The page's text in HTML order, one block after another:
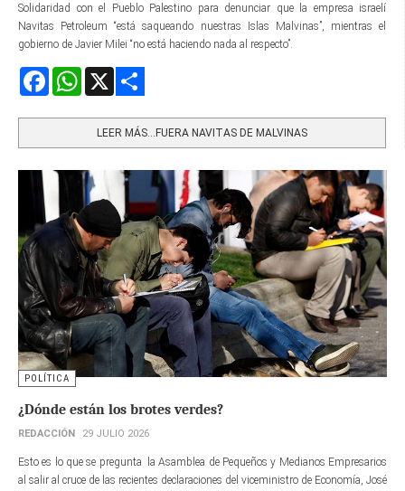
Solidaridad con el Pueblo Palestino para denunciar que la empresa israelí
Navitas Petroleum “está saqueando nuestras Islas Malvinas”, mientras el
gobierno de Javier Milei “no está haciendo nada al respecto”.
FacebookWhatsApp
LEER MÁS…FUERA NAVITAS DE MALVINAS
POLÍTICA
¿Dónde están los brotes verdes?
REDACCIÓN 29 JULIO 2026
Esto es lo que se pregunta la Asamblea de Pequeños y Medianos Empresarios
al salir al cruce de las recientes declaraciones del viceministro de Economía, José